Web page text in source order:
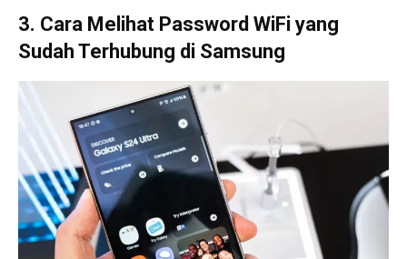
3. Cara Melihat Password WiFi yang
Sudah Terhubung di Samsung